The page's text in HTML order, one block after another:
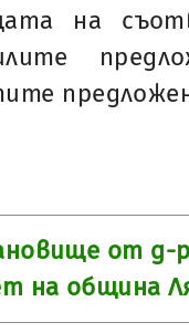
на
от д-р
на община